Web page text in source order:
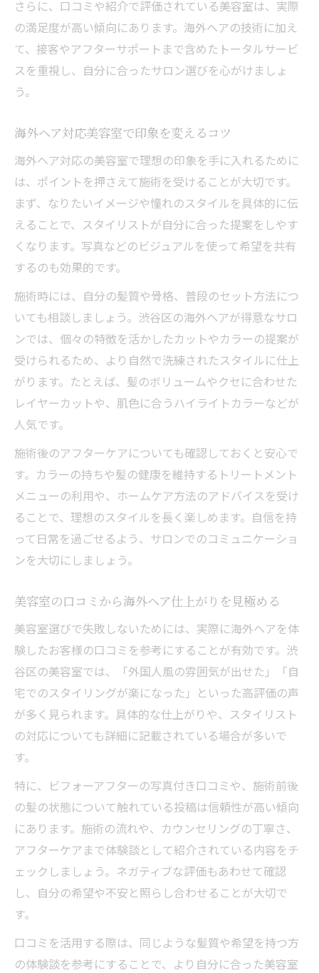
さらに、口コミや紹介で評価されている美容室は、実際
の満足度が高い傾向にあります。海外ヘアの技術に加え
て、接客やアフターサポートまで含めたトータルサービ
スを重視し、自分に合ったサロン選びを心がけましょ
う。
海外ヘア対応美容室で印象を変えるコツ
海外ヘア対応の美容室で理想の印象を手に入れるために
は、ポイントを押さえて施術を受けることが大切です。
まず、なりたいイメージや憧れのスタイルを具体的に伝
えることで、スタイリストが自分に合った提案をしやす
くなります。写真などのビジュアルを使って希望を共有
するのも効果的です。
施術時には、自分の髪質や骨格、普段のセット方法につ
いても相談しましょう。渋谷区の海外ヘアが得意なサロ
ンでは、個々の特徴を活かしたカットやカラーの提案が
受けられるため、より自然で洗練されたスタイルに仕上
がります。たとえば、髪のボリュームやクセに合わせた
レイヤーカットや、肌色に合うハイライトカラーなどが
人気です。
施術後のアフターケアについても確認しておくと安心で
す。カラーの持ちや髪の健康を維持するトリートメント
メニューの利用や、ホームケア方法のアドバイスを受け
ることで、理想のスタイルを長く楽しめます。自信を持
って日常を過ごせるよう、サロンでのコミュニケーショ
ンを大切にしましょう。
美容室の口コミから海外ヘア仕上がりを見極める
美容室選びで失敗しないためには、実際に海外ヘアを体
験したお客様の口コミを参考にすることが有効です。渋
谷区の美容室では、「外国人風の雰囲気が出せた」「自
宅でのスタイリングが楽になった」といった高評価の声
が多く見られます。具体的な仕上がりや、スタイリスト
の対応についても詳細に記載されている場合が多いで
す。
特に、ビフォーアフターの写真付き口コミや、施術前後
の髪の状態について触れている投稿は信頼性が高い傾向
にあります。施術の流れや、カウンセリングの丁寧さ、
アフターケアまで体験談として紹介されている内容をチ
ェックしましょう。ネガティブな評価もあわせて確認
し、自分の希望や不安と照らし合わせることが大切で
す。
口コミを活用する際は、同じような髪質や希望を持つ方
の体験談を参考にすることで、より自分に合った美容室